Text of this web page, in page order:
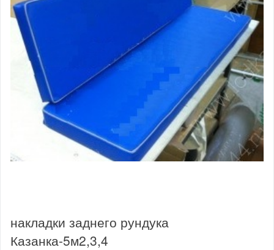
накладки заднего рундука
Казанка-5м2,3,4